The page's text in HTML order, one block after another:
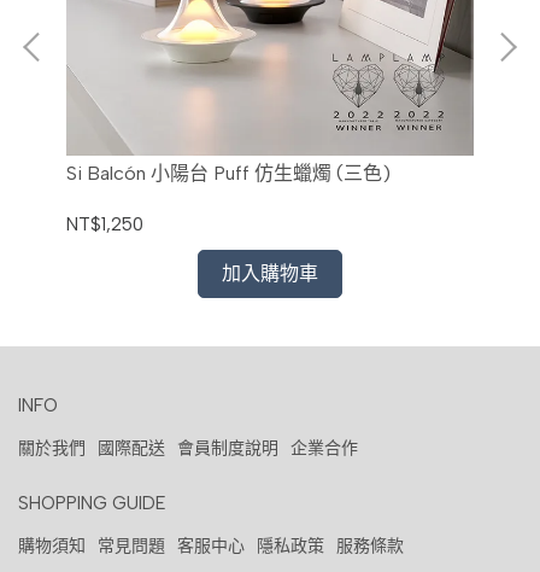
Si Balcón 小陽台 Puff 仿生蠟燭 (三色)
NT$1,250
加入購物車
INFO
關於我們 國際配送 會員制度說明 企業合作
SHOPPING GUIDE
購物須知 常見問題 客服中心 隱私政策 服務條款